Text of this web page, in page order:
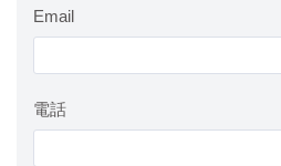
Email
電話